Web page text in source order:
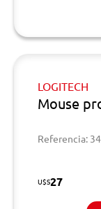
LOGITECH
Mouse
Referencia:
U$S27